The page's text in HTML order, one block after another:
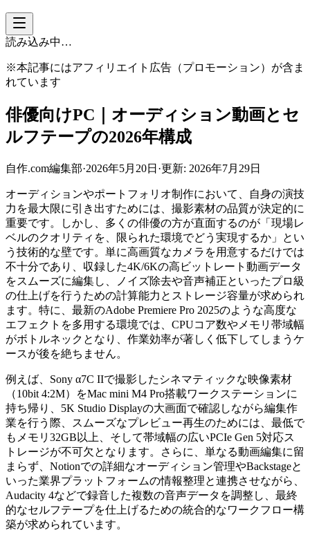
読み込み中…
※本記事にはアフィリエイト広告（プロモーション）が含ま
れています
俳優向けPC｜オーディション動画とセ
ルフテープの2026年構成
自作.com編集部·2026年5月20日 ·更新: 2026年7月29日
オーディションやポートフォリオ制作において、自身の演技
力を最大限に引き出すためには、撮影素材の品質が決定的に
重要です。しかし、多くの俳優の方が直面するのが「現場レ
ベルのクオリティを、限られた環境でどう実現するか」とい
う技術的な壁です。単に高画質なカメラを用意するだけでは
不十分であり、収録した4K/6Kの高ビットレート動画データ
をスムーズに編集し、ノイズ除去や音声補正といったプロ級
の仕上げを行うための計算能力とストレージ容量が求められ
ます。特に、最新のAdobe Premiere Pro 2025のような高度な
エフェクトを多用する環境では、CPUコア数やメモリ帯域幅
がボトルネックとなり、作業効率が著しく低下してしまうケ
ースが後を絶ちません。
例えば、Sony α7C IIで撮影したシネマティックな映像素材
（10bit 4:2M）をMac mini M4 Pro搭載ワークステーションに
持ち帰り、5K Studio Displayの大画面で確認しながら編集作
業を行う際、スムーズなプレビュー再生のためには、最低で
もメモリ32GB以上、そして帯域幅の広いPCIe Gen 5対応ス
トレージが不可欠となります。さらに、単なる動画編集に留
まらず、Notionでの詳細なオーディション管理やBackstageと
いった業界プラットフォームの情報整理と連携させながら、
Audacity 4などで録音した複数の音声データを調整し、最終
的なセルフテープを仕上げるための統合的なワークフロー構
築が求められています。